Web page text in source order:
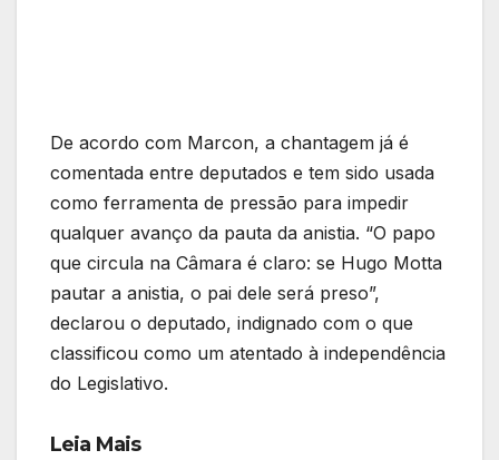
De acordo com Marcon, a chantagem já é
comentada entre deputados e tem sido usada
como ferramenta de pressão para impedir
qualquer avanço da pauta da anistia. “O papo
que circula na Câmara é claro: se Hugo Motta
pautar a anistia, o pai dele será preso”,
declarou o deputado, indignado com o que
classificou como um atentado à independência
do Legislativo.
Leia Mais